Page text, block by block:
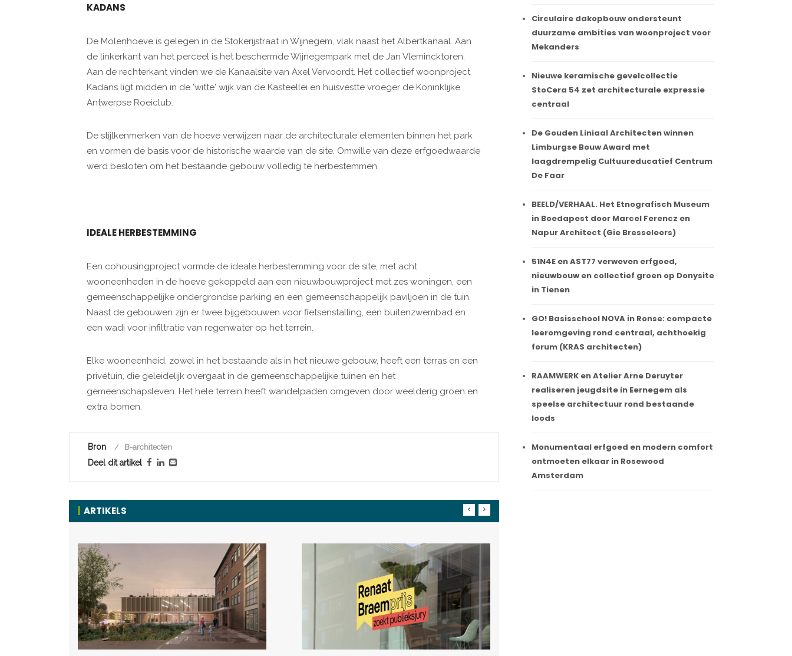
KADANS
De Molenhoeve is gelegen in de Stokerijstraat in Wijnegem, vlak naast het Albertkanaal. Aan
de linkerkant van het perceel is het beschermde Wijnegempark met de Jan Vlemincktoren.
Aan de rechterkant vinden we de Kanaalsite van Axel Vervoordt. Het collectief woonproject
Kadans ligt midden in de 'witte' wijk van de Kasteellei en huisvestte vroeger de Koninklijke
Antwerpse Roeiclub.
De stijlkenmerken van de hoeve verwijzen naar de architecturale elementen binnen het park
en vormen de basis voor de historische waarde van de site. Omwille van deze erfgoedwaarde
werd besloten om het bestaande gebouw volledig te herbestemmen.
IDEALE HERBESTEMMING
Een cohousingproject vormde de ideale herbestemming voor de site, met acht
wooneenheden in de hoeve gekoppeld aan een nieuwbouwproject met zes woningen, een
gemeenschappelijke ondergrondse parking en een gemeenschappelijk paviljoen in de tuin.
Naast de gebouwen zijn er twee bijgebouwen voor fietsenstalling, een buitenzwembad en
een wadi voor infiltratie van regenwater op het terrein.
Elke wooneenheid, zowel in het bestaande als in het nieuwe gebouw, heeft een terras en een
privétuin, die geleidelijk overgaat in de gemeenschappelijke tuinen en het
gemeenschapsleven. Het hele terrein heeft wandelpaden omgeven door weelderig groen en
extra bomen.
Bron B-architecten
Deel dit artikel
ARTIKELS
Circulaire dakopbouw ondersteunt
duurzame ambities van woonproject voor
Mekanders
Nieuwe keramische gevelcollectie
StoCera 54 zet architecturale expressie
centraal
De Gouden Liniaal Architecten winnen
Limburgse Bouw Award met
laagdrempelig Cultuureducatief Centrum
De Faar
BEELD/VERHAAL. Het Etnografisch Museum
in Boedapest door Marcel Ferencz en
Napur Architect (Gie Bresseleers)
51N4E en AST77 verweven erfgoed,
nieuwbouw en collectief groen op Donysite
in Tienen
GO! Basisschool NOVA in Ronse: compacte
leeromgeving rond centraal, achthoekig
forum (KRAS architecten)
RAAMWERK en Atelier Arne Deruyter
realiseren jeugdsite in Eernegem als
speelse architectuur rond bestaande
loods
Monumentaal erfgoed en modern comfort
ontmoeten elkaar in Rosewood
Amsterdam